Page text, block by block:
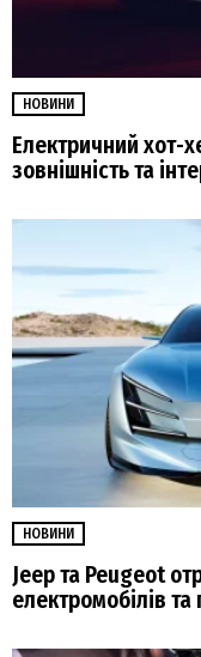
НОВИНИ
Електричний хот-
зовнішність та
НОВИНИ
Jeep та Peugeot
електромобілів